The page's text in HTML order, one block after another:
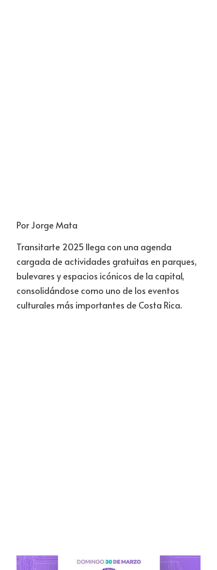
Por Jorge Mata
Transitarte 2025 llega con una agenda
cargada de actividades gratuitas en parques,
bulevares y espacios icónicos de la capital,
consolidándose como uno de los eventos
culturales más importantes de Costa Rica.